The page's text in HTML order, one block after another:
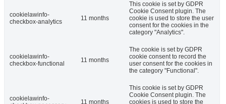
cookielawinfo-
checkbox-analytics
11 months
This cookie is set by GDPR
Cookie Consent plugin. The
cookie is used to store the user
consent for the cookies in the
category "Analytics".
cookielawinfo-
checkbox-functional
11 months
The cookie is set by GDPR
cookie consent to record the
user consent for the cookies in
the category "Functional".
cookielawinfo-
11 months
This cookie is set by GDPR
Cookie Consent plugin. The
cookies is used to store the